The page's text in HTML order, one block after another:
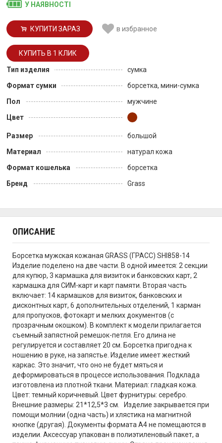
У НАЯВНОСТІ
КУПИТИ ЗАРАЗ в избранное
Тип изделия
сумка
Формат сумки
борсетка, мини-сумка
Пол
мужчине
Цвет
Размер
большой
Материал
натурал кожа
Формат кошелька
борсетка
Бренд
Grass
ОПИСАНИЕ
Борсетка мужская кожаная GRASS (ГРАСС) SHI858-14
Изделие поделено на две части. В одной имеется: 2 секции
для купюр, 3 кармашка для визиток и банковских карт, 2
кармашка для СИМ-карт и карт памяти. Вторая часть
включает: 14 кармашков для визиток, банковских и
дисконтных карт, 6 дополнительных отделений, 1 карман
для пропусков, фотокарт и мелких документов (с
прозрачным окошком). В комплект к модели прилагается
съемный запястной ремешок-петля. Его длина не
регулируется и составляет 20 см. Борсетка пригодна к
ношению в руке, на запястье. Изделие имеет жесткий
каркас. Это значит, что оно не будет мяться и
деформироваться в процессе использования. Подклада
изготовлена из плотной ткани. Материал: гладкая кожа.
Цвет: темный коричневый. Цвет фурнитуры: серебро.
Внешние размеры: 21*12,5*3 см. Изделие закрывается при
помощи молнии (одна часть) и хлястика на магнитной
кнопке (другая). Документы формата А4 не помещаются в
изделии. Аксессуар упакован в полиэтиленовый пакет, а